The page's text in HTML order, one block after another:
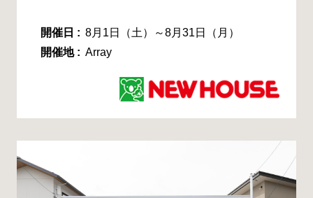
開催日 : 8月1日（土）～8月31日（月）
開催地 : Array